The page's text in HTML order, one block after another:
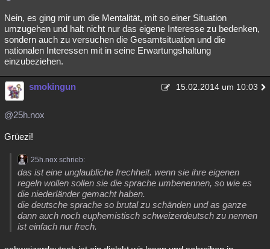
Nein, es ging mir um die Mentalität, mit so einer Situation
umzugehen und halt nicht nur das eigene Interesse zu bedenken,
sondern auch zu versuchen die Gesamtsituation und die
nationalen Interessen mit in seine Erwartungshaltung
einzubeziehen.
smokingun 15.02.2014 um 10:03
@25h.nox
Grüezi!
25h.nox schrieb:
das ist eine unglaubliche frechheit. wenn sie ihre eigenen
regeln wollen sollen sie die sprache umbenennen, so wie es
die niederländer gemacht haben.
die deutsche sprache so brutal zu schänden und as ganze
dann auch noch euphemistisch schweizerdeutsch zu nennen
ist einfach nur frech.